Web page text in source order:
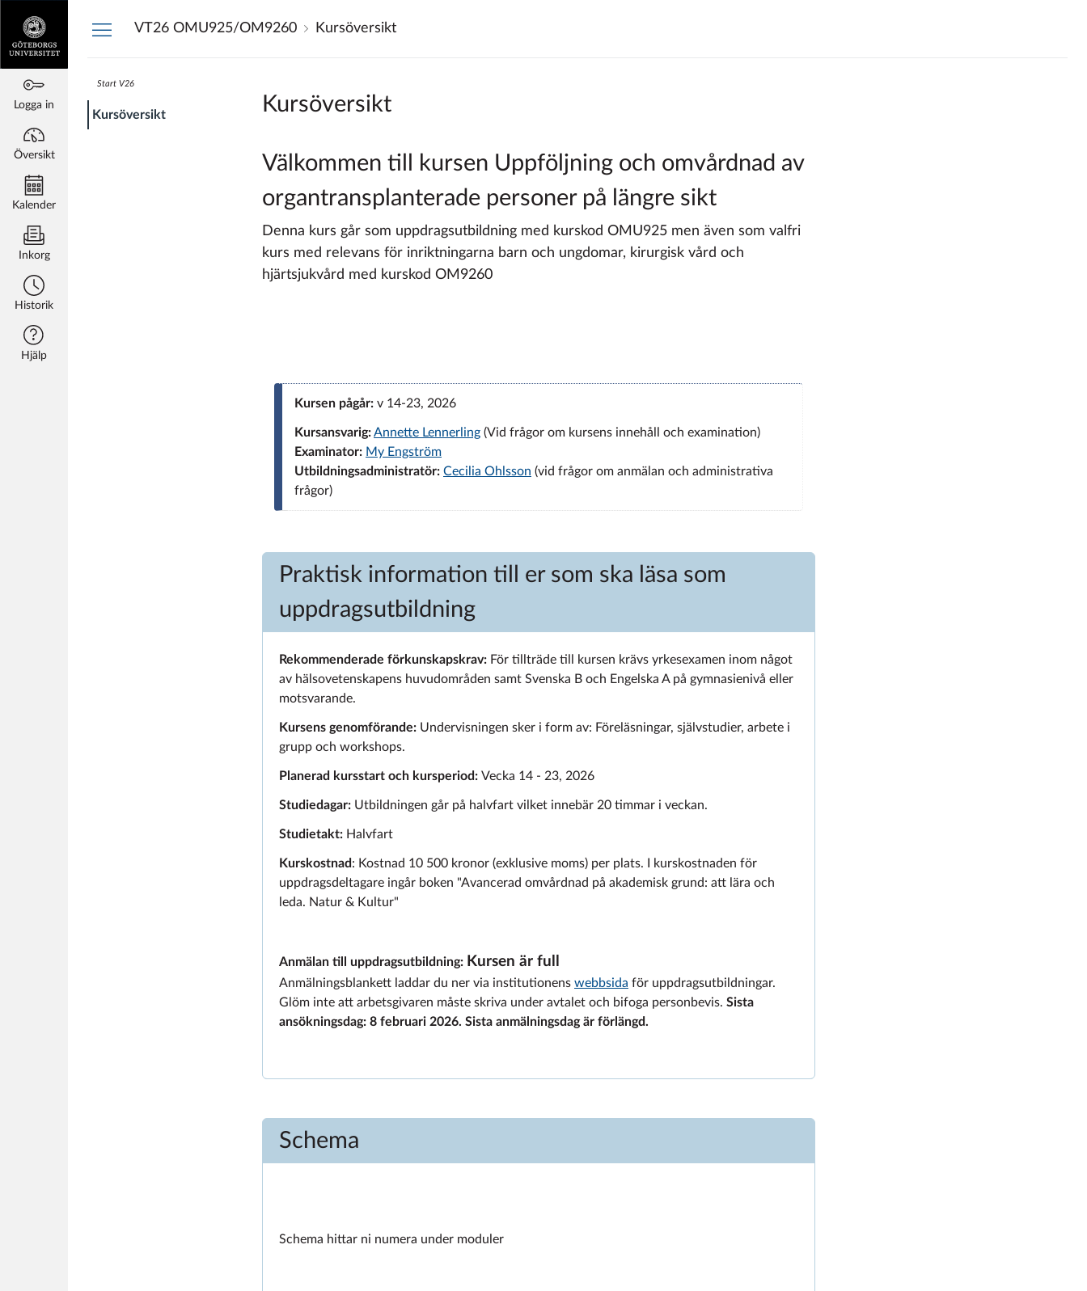
Logga in
Översikt
Kalender
Inkorg
Historik
Hjälp
VT26 OMU925/OM9260 Kursöversikt
Start V26
Kursöversikt Kursöversikt
Välkommen till kursen Uppföljning och omvårdnad av
organtransplanterade personer på längre sikt
Denna kurs går som uppdragsutbildning med kurskod OMU925 men även som valfri
kurs med relevans för inriktningarna barn och ungdomar, kirurgisk vård och
hjärtsjukvård med kurskod OM9260
Kursen pågår: v 14-23, 2026
Kursansvarig:Annette Lennerling (Vid frågor om kursens innehåll och examination)
Examinator: My Engström
Utbildningsadministratör: Cecilia Ohlsson (vid frågor om anmälan och administrativa
frågor)
Praktisk information till er som ska läsa som
uppdragsutbildning
Rekommenderade förkunskapskrav: För tillträde till kursen krävs yrkesexamen inom något
av hälsovetenskapens huvudområden samt Svenska B och Engelska A på gymnasienivå eller
motsvarande.
Kursens genomförande: Undervisningen sker i form av: Föreläsningar, självstudier, arbete i
grupp och workshops.
Planerad kursstart och kursperiod: Vecka 14 - 23, 2026
Studiedagar: Utbildningen går på halvfart vilket innebär 20 timmar i veckan.
Studietakt: Halvfart
Kurskostnad: Kostnad 10 500 kronor (exklusive moms) per plats. I kurskostnaden för
uppdragsdeltagare ingår boken "Avancerad omvårdnad på akademisk grund: att lära och
leda. Natur & Kultur"
Anmälan till uppdragsutbildning: Kursen är full
Anmälningsblankett laddar du ner via institutionens webbsida för uppdragsutbildningar.
Glöm inte att arbetsgivaren måste skriva under avtalet och bifoga personbevis. Sista
ansökningsdag: 8 februari 2026. Sista anmälningsdag är förlängd.
Schema
Schema hittar ni numera under moduler